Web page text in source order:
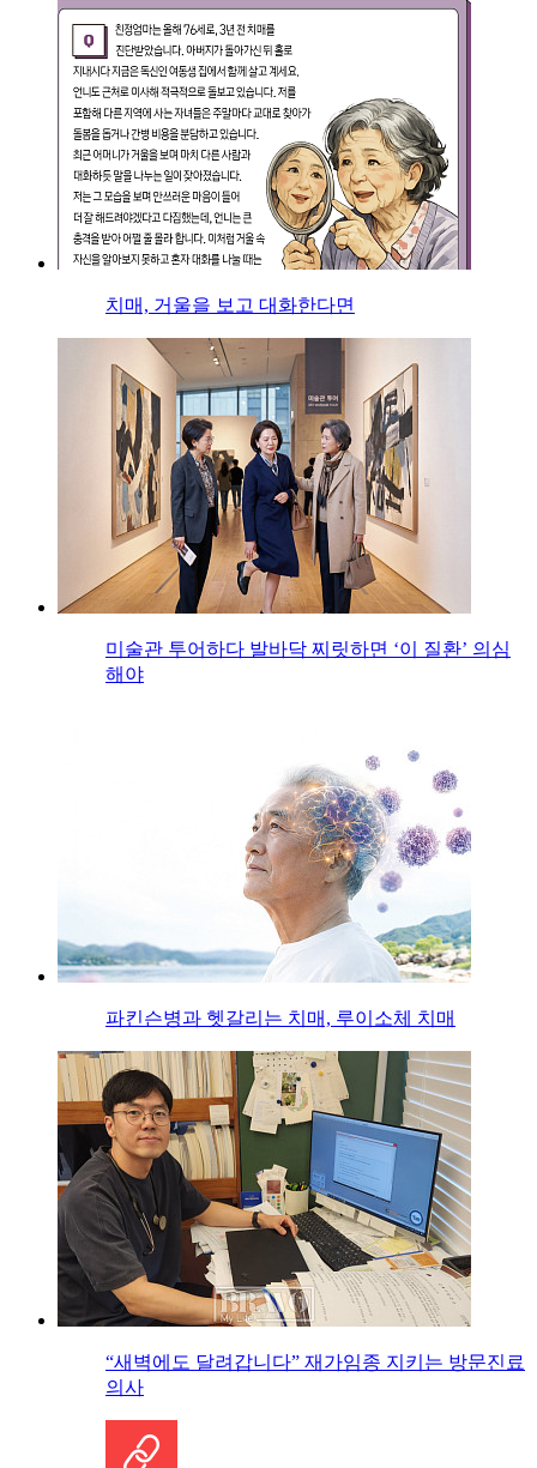
치매, 거울을 보고 대화한다면
미술관 투어하다 발바닥 찌릿하면 ‘이 질환’ 의심
해야
파킨슨병과 헷갈리는 치매, 루이소체 치매
“새벽에도 달려갑니다” 재가임종 지키는 방문진료
의사